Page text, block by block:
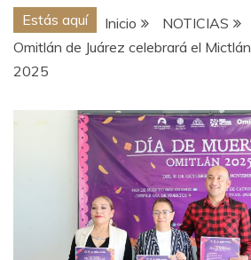
Estás aquí Inicio
NOTICIAS
Omitlán de Juárez celebrará el
2025